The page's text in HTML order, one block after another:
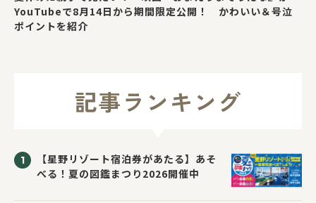
YouTubeで8月14日から期間限定公開！ かわいい＆号泣
ポイントを紹介
記事ランキング
【星野リゾート宿泊券があたる】あそ
べる！夏の図鑑まつり2026開催中